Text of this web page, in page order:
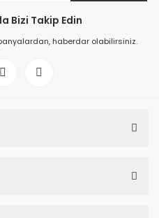
Bizi Takip Edin
haberdar olabilirsiniz.